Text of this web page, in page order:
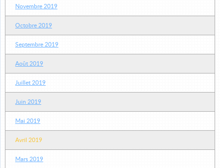
Novembre 2019
Octobre 2019
Septembre 2019
Août 2019
Juillet 2019
Juin 2019
Mai 2019
Avril 2019
Mars 2019